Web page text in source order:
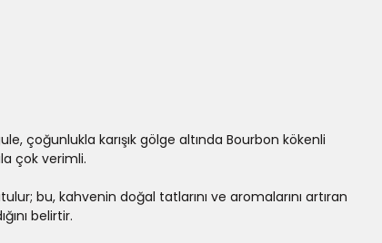
çoğunlukla karışık gölge altında Bourbon kökenli
çok verimli.
bu, kahvenin doğal tatlarını ve aromalarını artıran
belirtir.